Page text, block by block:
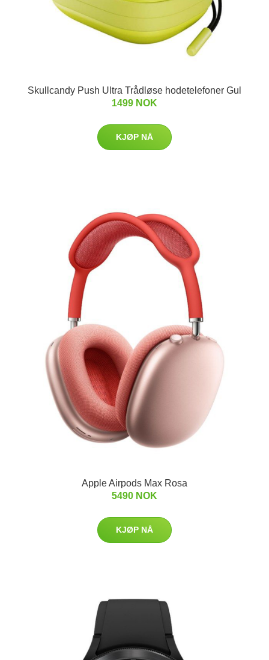
Skullcandy Push Ultra Trådløse hodetelefoner Gul
1499 NOK
KJØP NÅ
Apple Airpods Max Rosa
5490 NOK
KJØP NÅ